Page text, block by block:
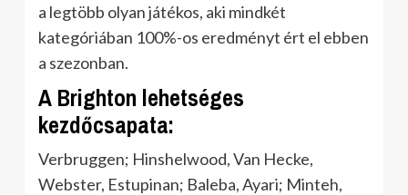
a legtöbb olyan játékos, aki mindkét
kategóriában 100%-os eredményt ért el ebben
a szezonban.
A Brighton lehetséges
kezdőcsapata:
Verbruggen; Hinshelwood, Van Hecke,
Webster, Estupinan; Baleba, Ayari; Minteh,